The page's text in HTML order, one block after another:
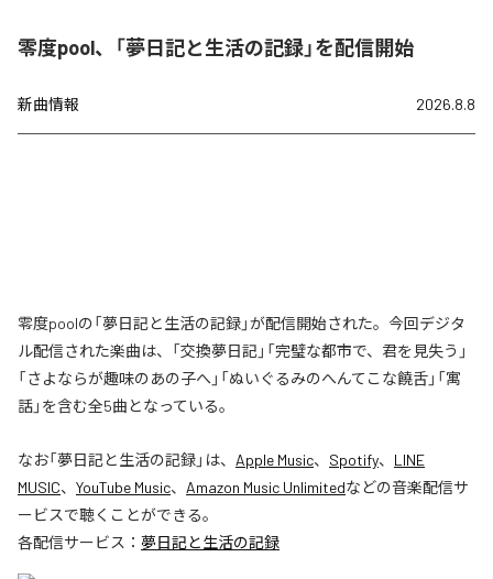
零度pool、「夢日記と生活の記録」を配信開始
新曲情報 2026.8.8
零度poolの「夢日記と生活の記録」が配信開始された。今回デジタ
ル配信された楽曲は、「交換夢日記」「完璧な都市で、君を見失う」
「さよならが趣味のあの子へ」「ぬいぐるみのへんてこな饒舌」「寓
話」を含む全5曲となっている。
なお「夢日記と生活の記録」は、 Apple Music、 Spotify、 LINE
MUSIC、 YouTube Music、 Amazon Music Unlimitedなどの音楽配信サ
ービスで聴くことができる。
各配信サービス： 夢日記と生活の記録